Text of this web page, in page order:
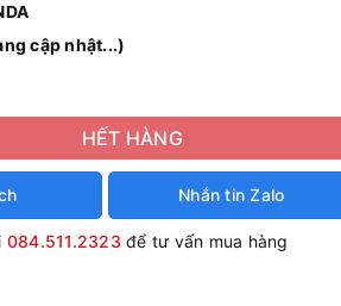
cập nhật...)
HẾT HÀNG
Nhắn tin Zalo
084.511.2323 để tư vấn mua hàng